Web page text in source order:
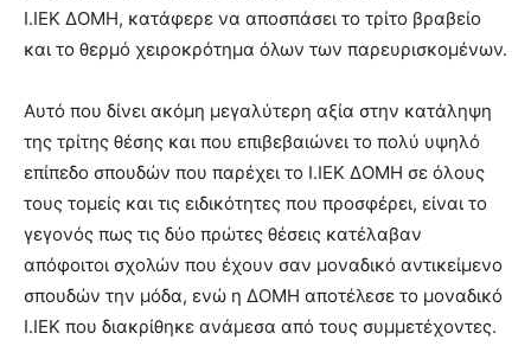
Ι.ΙΕΚ ΔΟΜΗ, κατάφερε να αποσπάσει το τρίτο βραβείο
και το θερμό χειροκρότημα όλων των παρευρισκομένων.
Αυτό που δίνει ακόμη μεγαλύτερη αξία στην κατάληψη
της τρίτης θέσης και που επιβεβαιώνει το πολύ υψηλό
επίπεδο σπουδών που παρέχει το Ι.ΙΕΚ ΔΟΜΗ σε όλους
τους τομείς και τις ειδικότητες που προσφέρει, είναι το
γεγονός πως τις δύο πρώτες θέσεις κατέλαβαν
απόφοιτοι σχολών που έχουν σαν μοναδικό αντικείμενο
σπουδών την μόδα, ενώ η ΔΟΜΗ αποτέλεσε το μοναδικό
Ι.ΙΕΚ που διακρίθηκε ανάμεσα από τους συμμετέχοντες.